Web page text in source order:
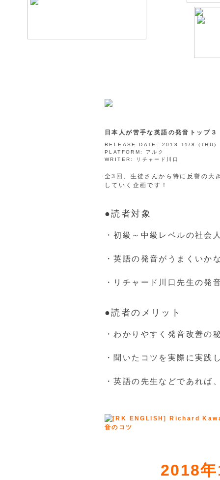
日本人が苦手な英語の発音トップ
RELEASE DATE:
2018 11/8 (THU)
PLATFORM:
アルク
WRITER:
リチャード川口
全3回、生徒さんから特に反響の大
していく企画です！
●読者対象
・初級～中級レベルの社会
・英語の発音がうまくいか
・リチャード川口先生の発
●読者のメリット
・わかりやすく発音改善の
・聞いたコツを実際に実践
・英語の先生などであれば
2018